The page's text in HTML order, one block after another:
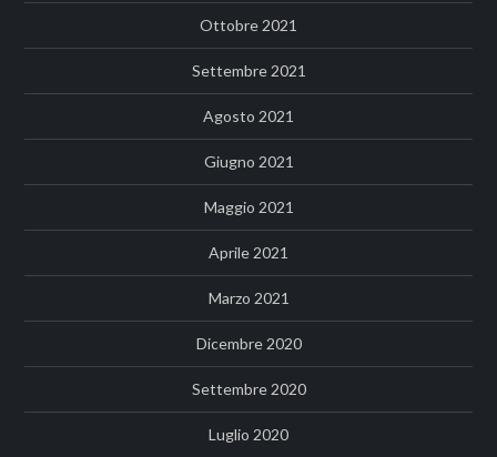
Ottobre 2021
Settembre 2021
Agosto 2021
Giugno 2021
Maggio 2021
Aprile 2021
Marzo 2021
Dicembre 2020
Settembre 2020
Luglio 2020